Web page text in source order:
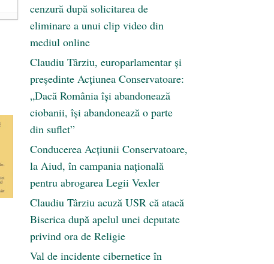
cenzură după solicitarea de
eliminare a unui clip video din
mediul online
Claudiu Târziu, europarlamentar și
președinte Acțiunea Conservatoare:
„Dacă România își abandonează
ciobanii, își abandonează o parte
din suflet”
Conducerea Acțiunii Conservatoare,
la Aiud, în campania națională
pentru abrogarea Legii Vexler
Claudiu Târziu acuză USR că atacă
Biserica după apelul unei deputate
privind ora de Religie
Val de incidente cibernetice în